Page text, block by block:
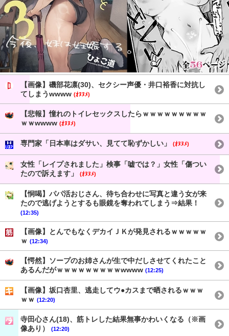
【画像】磯部花凛(30)、セクシー声優・井口裕香に対抗し
てしまうwwww (ｵﾇﾇﾒ)
【悲報】憧れのトイレセックスしたらｗｗｗｗｗｗｗｗｗ
ｗｗwwww (ｵﾇﾇﾒ)
専門家「日本車はダサい、見てて恥ずかしい」 (ｵﾇﾇﾒ)
女性「レイプされました」検事「嘘では？」女性「傷つい
たので訴えます」
(ｵﾇﾇﾒ)
【恫喝】パパ活おじさん、待ち合わせに写真と違う女が来
たので逃げようとするも眼鏡を奪われてしまう⇒結果！
(12:35)
【画像】とんでもなくデカイＪＫが発見されるｗｗｗｗｗ
ｗ (12:34)
【愕然】ソープのお姉さんが生で中だしさせてくれたこと
あるんだがｗｗｗｗｗｗｗｗｗwwww (12:25)
【画像】坂口杏里、逃走してウ●カスまで晒されるｗｗｗ
ｗｗ (12:20)
寺田心さん(18)、筋トレした結果無事かわいくなる（※画
像あり）
(12:20)